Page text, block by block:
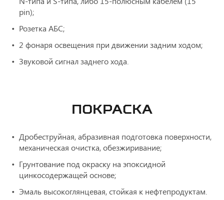
pin);
Розетка АБС;
2 фонаря освещения при движении задним ходом;
Звуковой сигнал заднего хода.
ПОКРАСКА
Дробеструйная, абразивная подготовка поверхности,
механическая очистка, обезжиривание;
Грунтование под окраску на эпоксидной
цинкосодержащей основе;
Эмаль высокоглянцевая, стойкая к нефтепродуктам.